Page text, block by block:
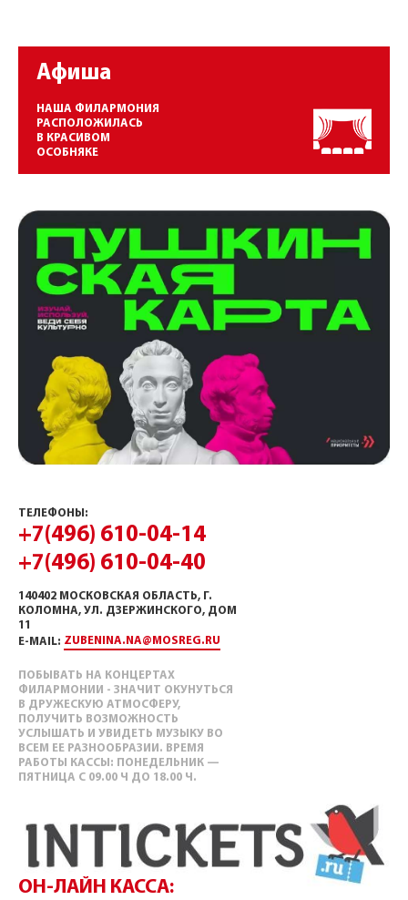
Афиша
НАША ФИЛАРМОНИЯ
РАСПОЛОЖИЛАСЬ
В КРАСИВОМ
ОСОБНЯКЕ
ТЕЛЕФОНЫ:
+7(496) 610-04-14
+7(496) 610-04-40
140402 МОСКОВСКАЯ ОБЛАСТЬ, Г.
КОЛОМНА, УЛ. ДЗЕРЖИНСКОГО, ДОМ
11
E-MAIL: ZUBENINA.NA@MOSREG.RU
ПОБЫВАТЬ НА КОНЦЕРТАХ
ФИЛАРМОНИИ - ЗНАЧИТ ОКУНУТЬСЯ
В ДРУЖЕСКУЮ АТМОСФЕРУ,
ПОЛУЧИТЬ ВОЗМОЖНОСТЬ
УСЛЫШАТЬ И УВИДЕТЬ МУЗЫКУ ВО
ВСЕМ ЕЕ РАЗНООБРАЗИИ. ВРЕМЯ
РАБОТЫ КАССЫ: ПОНЕДЕЛЬНИК —
ПЯТНИЦА С 09.00 Ч ДО 18.00 Ч.
ОН-ЛАЙН КАССА: